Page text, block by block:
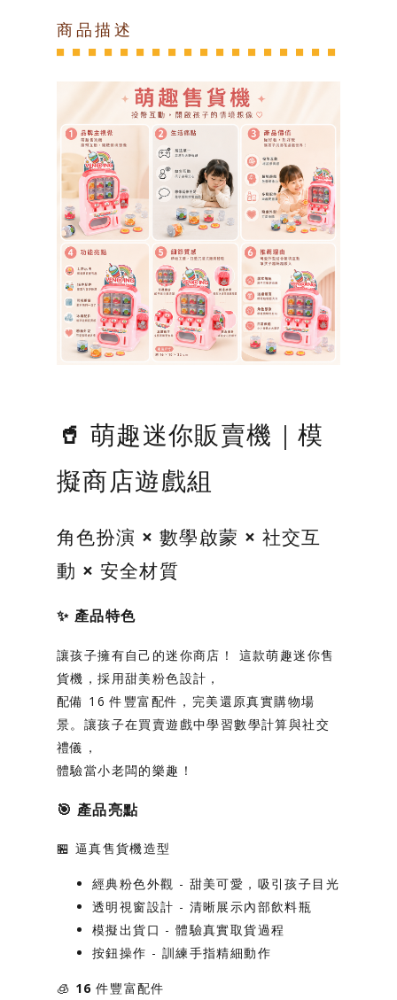
商品描述
🥤 萌趣迷你販賣機｜模
擬商店遊戲組
角色扮演 × 數學啟蒙 × 社交互
動 × 安全材質
✨ 產品特色
讓孩子擁有自己的迷你商店！
這款萌趣迷你售
貨機，採用甜美粉色設計，
配備 16 件豐富配件，完美還原真實購物場
景。讓孩子在買賣遊戲中學習數學計算與社交
禮儀，
體驗當小老闆的樂趣！
🎯 產品亮點
🏪 逼真售貨機造型
經典粉色外觀 - 甜美可愛，吸引孩子目光
透明視窗設計 - 清晰展示內部飲料瓶
模擬出貨口 - 體驗真實取貨過程
按鈕操作 - 訓練手指精細動作
🧊 16 件豐富配件